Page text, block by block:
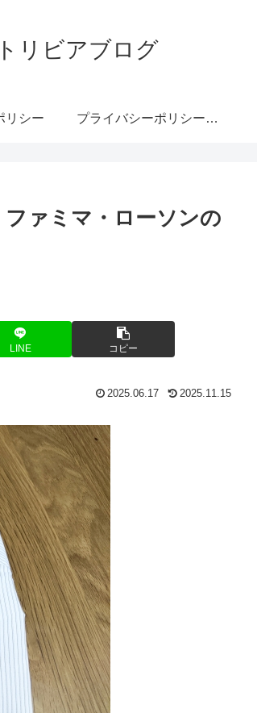
トリビアブログ
リシー プライバシーポリシー・免責事項
ァミマ・ローソンの
LINE コピー
2025.06.17 2025.11.15